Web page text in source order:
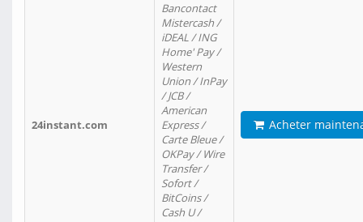
24instant.com
Bancontact
Mistercash /
iDEAL / ING
Home' Pay /
Western
Union / InPay
/ JCB /
American
Express /
Carte Bleue /
OKPay / Wire
Transfer /
Sofort /
BitCoins /
Cash U /
Acheter